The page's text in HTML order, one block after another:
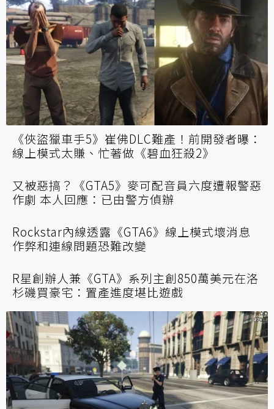
《俠盜獵車手5》崔佛DLC難產！前開發者曝：
線上模式太賺、忙著做《碧血狂殺2》
又被惡搞？《GTA5》麥可配音員六度遭報警惡
作劇 本人回應：已由警方偵辦